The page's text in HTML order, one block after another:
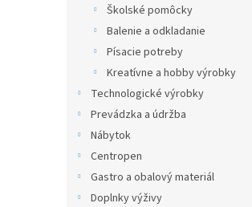
Školské pomôcky
Balenie a odkladanie
Písacie potreby
Kreatívne a hobby výrobky
Technologické výrobky
Prevádzka a údržba
Nábytok
Centropen
Gastro a obalový materiál
Doplnky výživy